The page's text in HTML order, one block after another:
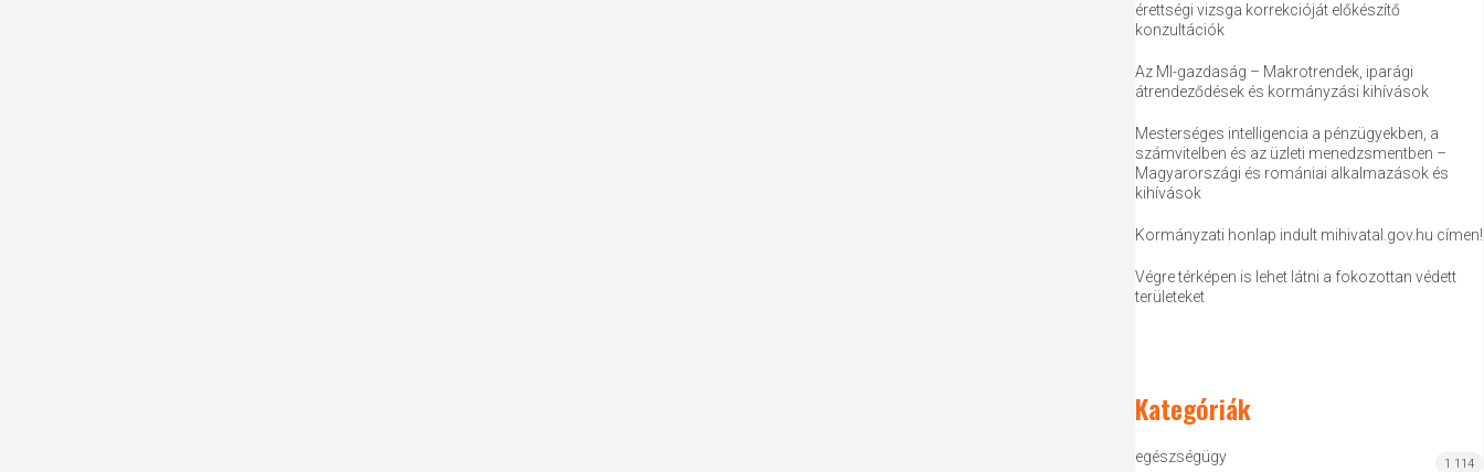
érettségi vizsga korrekcióját előkészítő
konzultációk
Az MI-gazdaság – Makrotrendek, iparági
átrendeződések és kormányzási kihívások
Mesterséges intelligencia a pénzügyekben, a
számvitelben és az üzleti menedzsmentben –
Magyarországi és romániai alkalmazások és
kihívások
Kormányzati honlap indult mihivatal.gov.hu címen!
Végre térképen is lehet látni a fokozottan védett
területeket
Kategóriák
egészségügy 1 114